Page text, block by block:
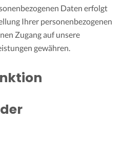
Daten erfolgt
Ihrer personenbezogenen
Zugang auf unsere
gewähren.